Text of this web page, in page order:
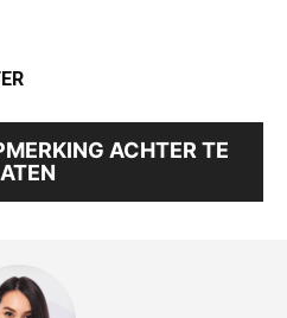
ACHTER TE